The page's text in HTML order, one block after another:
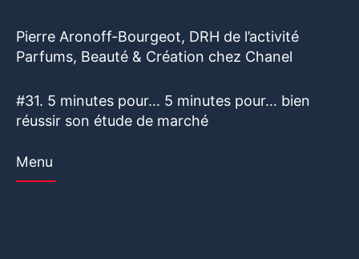
Pierre Aronoff-Bourgeot, DRH de l’activité
Parfums, Beauté & Création chez Chanel
#31. 5 minutes pour… 5 minutes pour… bien
réussir son étude de marché
Menu